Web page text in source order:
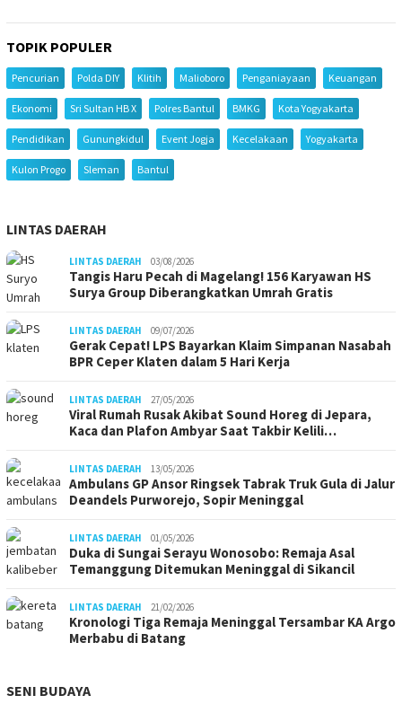
TOPIK POPULER
Pencurian Polda DIY Klitih Malioboro Penganiayaan Keuangan
Ekonomi Sri Sultan HB X Polres Bantul BMKG Kota Yogyakarta
Pendidikan Gunungkidul Event Jogja Kecelakaan Yogyakarta
Kulon Progo Sleman Bantul
LINTAS DAERAH
LINTAS DAERAH 03/08/2026
Tangis Haru Pecah di Magelang! 156 Karyawan HS
Surya Group Diberangkatkan Umrah Gratis
LINTAS DAERAH 09/07/2026
Gerak Cepat! LPS Bayarkan Klaim Simpanan Nasabah
BPR Ceper Klaten dalam 5 Hari Kerja
LINTAS DAERAH 27/05/2026
Viral Rumah Rusak Akibat Sound Horeg di Jepara,
Kaca dan Plafon Ambyar Saat Takbir Kelili…
LINTAS DAERAH 13/05/2026
Ambulans GP Ansor Ringsek Tabrak Truk Gula di Jalur
Deandels Purworejo, Sopir Meninggal
LINTAS DAERAH 01/05/2026
Duka di Sungai Serayu Wonosobo: Remaja Asal
Temanggung Ditemukan Meninggal di Sikancil
LINTAS DAERAH 21/02/2026
Kronologi Tiga Remaja Meninggal Tersambar KA Argo
Merbabu di Batang
SENI BUDAYA